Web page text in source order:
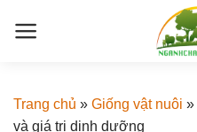
Trang chủ » Giống vật nuôi »
và giá trị dinh dưỡng